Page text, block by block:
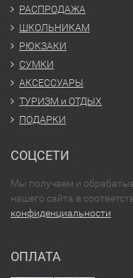
РАСПРОДАЖА
ШКОЛЬНИКАМ
РЮКЗАКИ
СУМКИ
АКСЕССУАРЫ
ТУРИЗМ и ОТДЫХ
ПОДАРКИ
СОЦСЕТИ
Мы получаем и
нашего сайта в
конфиденциальности
ОПЛАТА